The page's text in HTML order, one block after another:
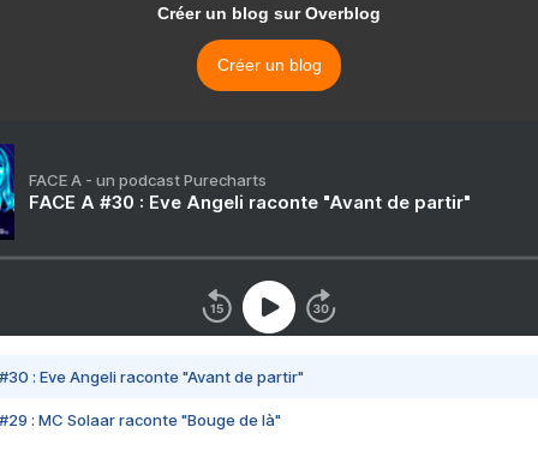
chaque pays »
Créer un blog sur Overblog
Créer un blog
FACE A - un podcast Purecharts
FACE A #30 : Eve Angeli raconte "Avant de partir"
#30 : Eve Angeli raconte "Avant de partir"
#29 : MC Solaar raconte "Bouge de là"